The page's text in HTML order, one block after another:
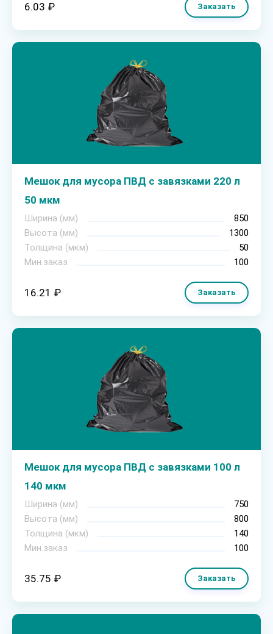
6.03 ₽ Заказать
Мешок для мусора ПВД с завязками 220 л
50 мкм
Ширина (мм)
850
Высота (мм)
1300
Толщина (мкм)
50
Мин.заказ
100
16.21 ₽ Заказать
Мешок для мусора ПВД с завязками 100 л
140 мкм
Ширина (мм)
750
Высота (мм)
800
Толщина (мкм)
140
Мин.заказ
100
35.75 ₽ Заказать